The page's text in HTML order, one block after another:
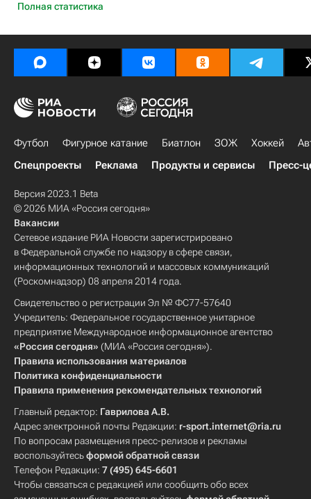
Полная статистика
Футбол Фигурное катание Биатлон ЗОЖ Хоккей
Спецпроекты
Реклама Продукты и сервисы Пресс-
Версия 2023.1 Beta
© 2026 МИА «Россия сегодня»
Вакансии
Сетевое издание РИА Новости зарегистрировано
в Федеральной службе по надзору в сфере связи,
информационных технологий и массовых коммуникаций
(Роскомнадзор) 08 апреля 2014 года.
Свидетельство о регистрации Эл № ФС77-57640
Учредитель: Федеральное государственное унитарное
предприятие Международное информационное агентство
«Россия сегодня» (МИА «Россия сегодня»).
Правила использования материалов
Политика конфиденциальности
Правила применения рекомендательных технологий
Главный редактор: Гаврилова А.В.
Адрес электронной почты Редакции: r-sport.internet@ria.ru
По вопросам размещения пресс-релизов и рекламы
воспользуйтесьформой обратной связи
Телефон Редакции: 7 (495) 645-6601
Чтобы связаться с редакцией или сообщить обо всех